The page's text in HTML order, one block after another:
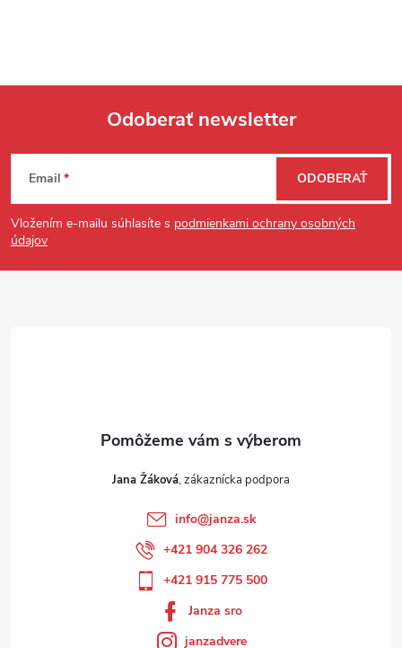
Zápätie
Odoberať newsletter
Email
Vložením e-mailu súhlasíte s podmienkami ochrany osobných
údajov
ODOBERAŤ
Jana Žáková
info@janza.sk
+421 904 326 262
+421 915 775 500
Janza sro
janzadvere